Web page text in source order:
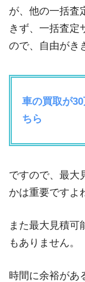
が、他の一括査
きず、一括査定
ので、自由がき
車の買取が
ちら
ですので、最大
かは重要ですよ
また最大見積可
もありません。
時間に余裕があ